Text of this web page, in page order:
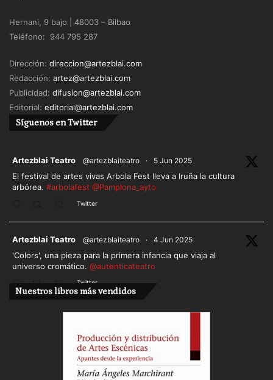
Hernani, 9 bajo | 48003 – Bilbao
Teléfono: 944 795 287
Dirección: direccion@artezblai.com
Redacción: artez@artezblai.com
Publicidad: difusion@artezblai.com
Editorial: editorial@artezblai.com
Síguenos en Twitter
Artezblai Teatro @artezblaiteatro · 5 Jun 2025
El festival de artes vivas Arbola Fest lleva a Iruña la cultura
arbórea. #arbolafest @Pamplona_ayto
Twitter
Artezblai Teatro @artezblaiteatro · 4 Jun 2025
'Colors', una pieza para la primera infancia que viaja al
universo cromático. @autenticateatro
Twitter
Cargar más
Nuestros libros más vendidos